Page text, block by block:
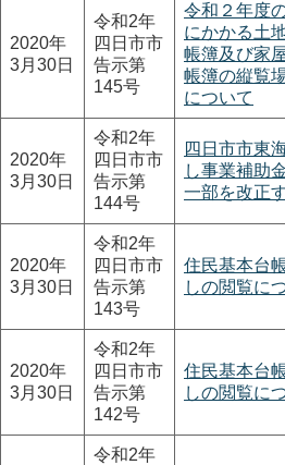
2020年
3月30日
令和2年
四日市市
告示第
145号
令和２年度
にかかる土
帳簿及び家
帳簿の縦覧
について
2020年
3月30日
令和2年
四日市市
告示第
144号
四日市市東
し事業補助
一部を改正
2020年
3月30日
令和2年
四日市市
告示第
143号
住民基本台
しの閲覧に
2020年
3月30日
令和2年
四日市市
告示第
142号
住民基本台
しの閲覧に
令和2年